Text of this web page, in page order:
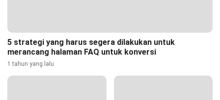
5 strategi yang harus segera dilakukan untuk
merancang halaman FAQ untuk konversi
1 tahun yang lalu